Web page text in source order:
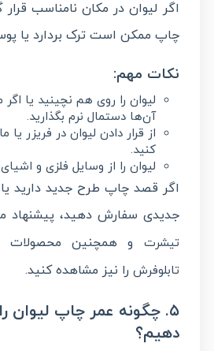
اگر لیوان در مکان نامناسب قرار
چاپ ممکن است ترک بردارد یا
نکات مهم:
لیوان را روی هم نچینید یا
آن‌ها دستمال نرم بگذارید.
از قرار دادن لیوان در فریزر یا
کنید.
لیوان را از وسایل فلزی و
اگر قصد چاپ طرح جدید دارید
جدیدی سفارش دهید، پیشنهاد
تیشرت و همچنین محصولات
تابلوفرش را نیز مشاهده کنید.
۵. چگونه عمر چاپ لیوان
دهیم؟